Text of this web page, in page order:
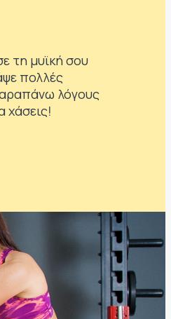
τη μυϊκή σου
πολλές
λόγους
χάσεις!